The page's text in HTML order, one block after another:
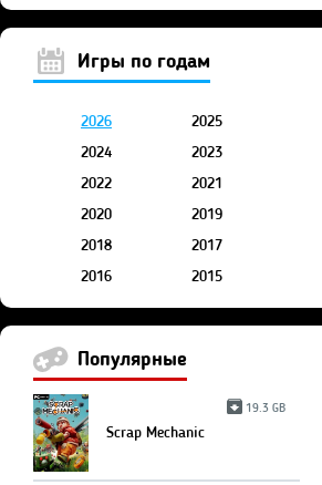
Игры по годам
2026
2025
2024
2023
2022
2021
2020
2019
2018
2017
2016
2015
Популярные
19.3 GB
Scrap Mechanic